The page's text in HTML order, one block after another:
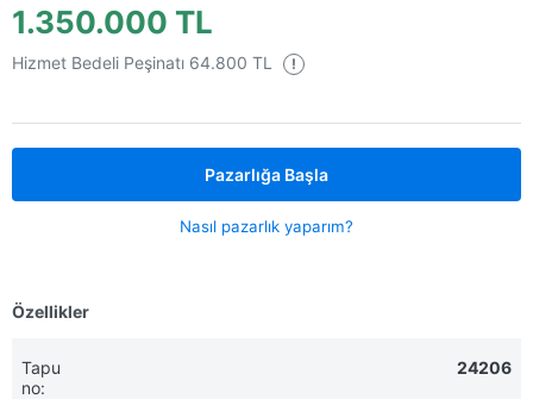
Özellikler
Tapu
no:
24206
1.350.000 TL
Hizmet Bedeli Peşinatı 64.800 TL !
Pazarlığa Başla
Nasıl pazarlık yaparım?